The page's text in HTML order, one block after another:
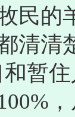
民的
清清
暂